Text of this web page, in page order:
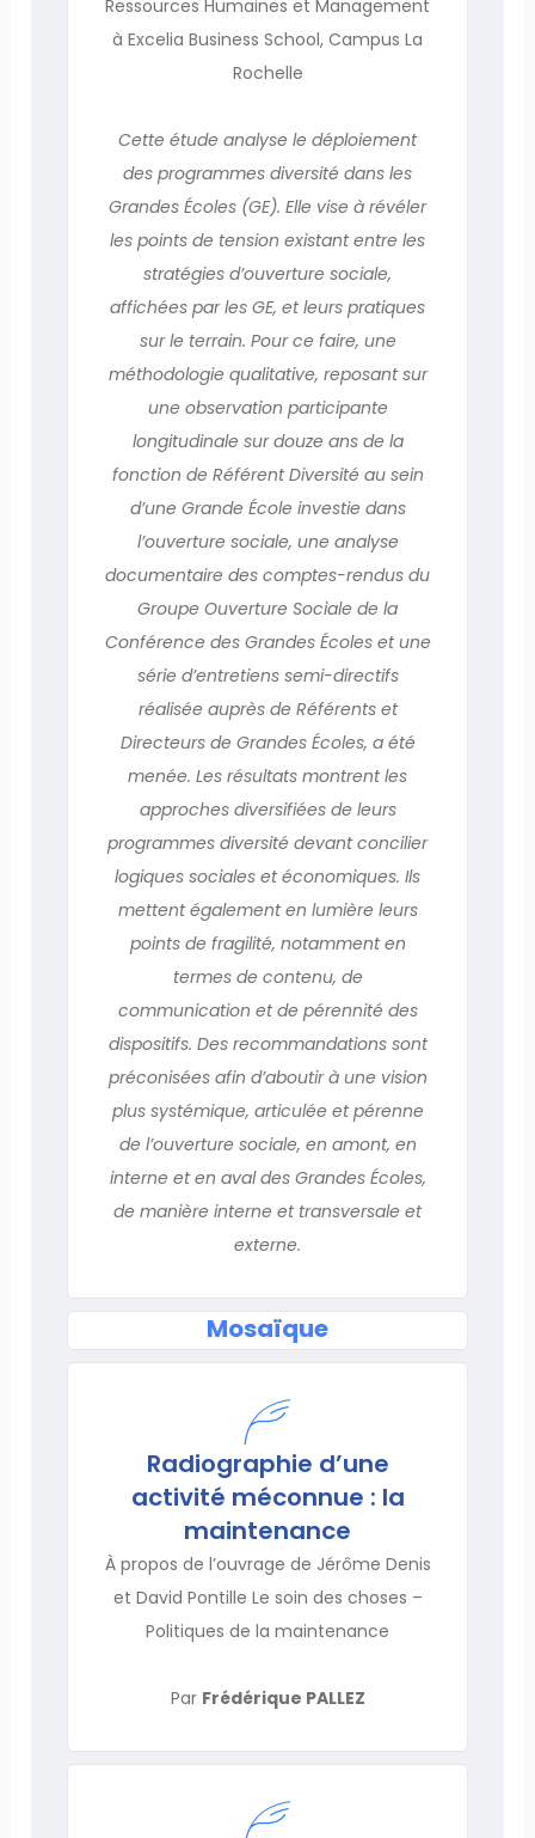
Ressources Humaines et Management
à Excelia Business School, Campus La
Rochelle
Cette étude analyse le déploiement
des programmes diversité dans les
Grandes Écoles (GE). Elle vise à révéler
les points de tension existant entre les
stratégies d’ouverture sociale,
affichées par les GE, et leurs pratiques
sur le terrain. Pour ce faire, une
méthodologie qualitative, reposant sur
une observation participante
longitudinale sur douze ans de la
fonction de Référent Diversité au sein
d’une Grande École investie dans
l’ouverture sociale, une analyse
documentaire des comptes-rendus du
Groupe Ouverture Sociale de la
Conférence des Grandes Écoles et une
série d’entretiens semi-directifs
réalisée auprès de Référents et
Directeurs de Grandes Écoles, a été
menée. Les résultats montrent les
approches diver­sifiées de leurs
programmes diversité devant concilier
logiques sociales et économiques. Ils
mettent également en lumière leurs
points de fragilité, notamment en
termes de contenu, de
communication et de pérennité des
dispositifs. Des recommandations sont
préconisées afin d’aboutir à une vision
plus systé­mique, articulée et pérenne
de l’ouverture sociale, en amont, en
interne et en aval des Grandes Écoles,
de manière interne et transversale et
externe.
Mosaïque
Radiographie d’une
activité méconnue : la
maintenance
À propos de l’ouvrage de Jérôme Denis
et David Pontille Le soin des choses –
Politiques de la maintenance
Par Frédérique PALLEZ